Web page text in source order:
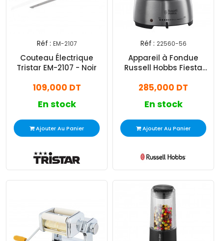
Réf : EM-2107
Couteau Électrique
Tristar EM-2107 - Noir
109,000 DT
En stock
Ajouter Au Panier
Réf : 22560-56
Appareil à Fondue
Russell Hobbs Fiesta
285,000 DT
En stock
Ajouter Au Panier